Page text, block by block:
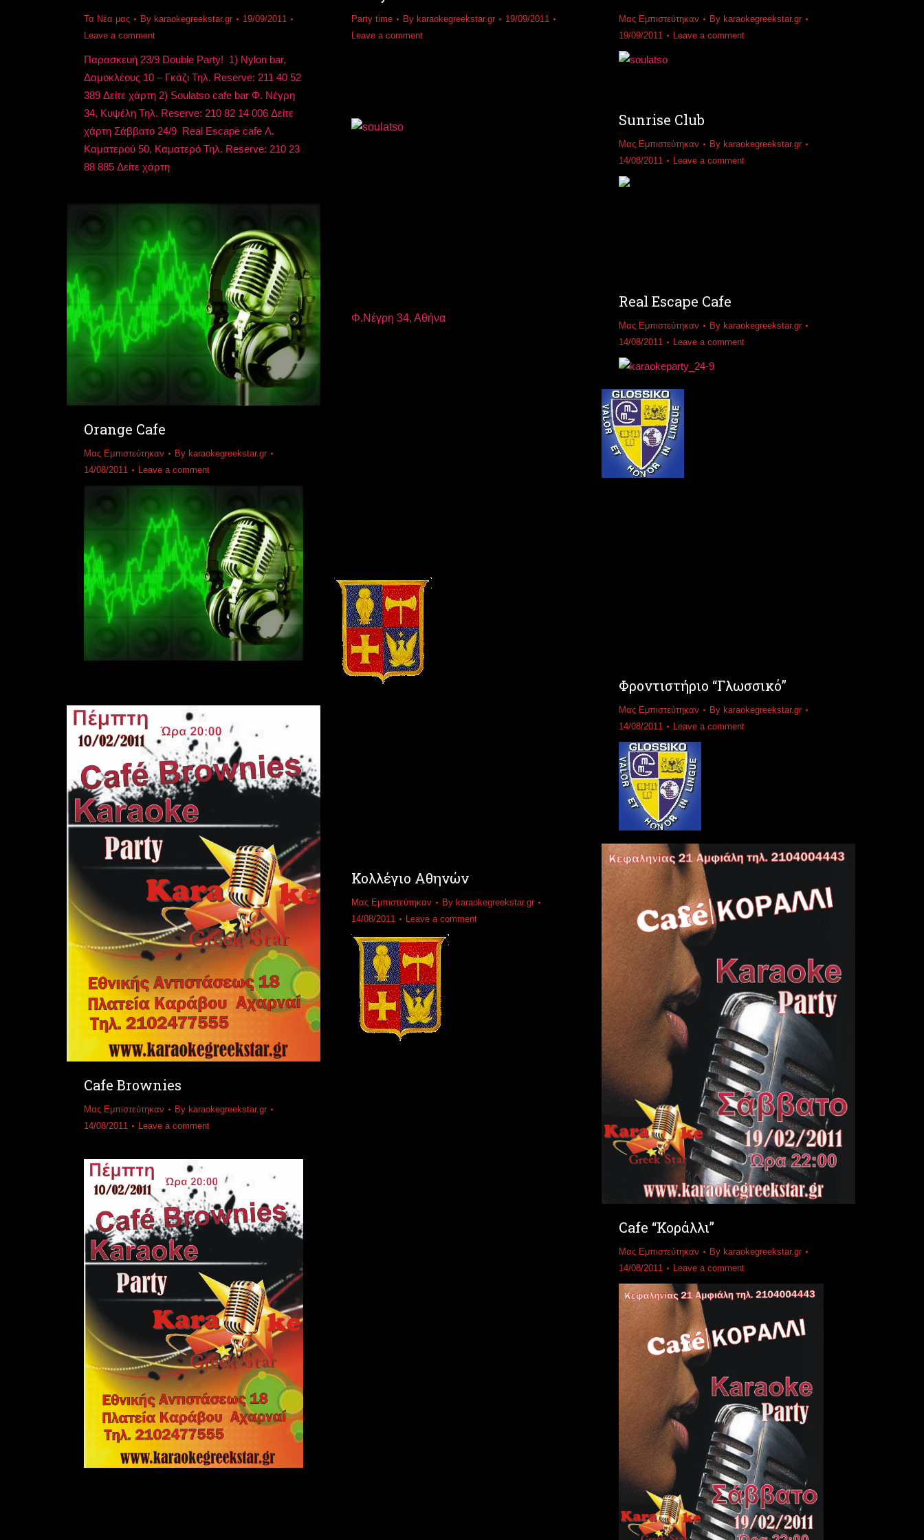
Τα Νέα μας By karaokegreekstar.gr
19/09/2011
Leave a comment
Παρασκευή 23/9 Double Party! 1) Nylon bar,
Δαμοκλέους 10 – Γκάζι Τηλ. Reserve: 211 40 52
389 Δείτε χάρτη 2) Soulatso cafe bar Φ. Νέγρη
34, Κυψέλη Τηλ. Reserve: 210 82 14 006 Δείτε
χάρτη Σάββατο 24/9 Real Escape cafe Λ.
Καματερού 50, Καματερό Τηλ. Reserve: 210 23
88 885 Δείτε χάρτη
Party time By karaokegreekstar.gr
19/09/2011
Leave a comment
Φ.Νέγρη 34, Αθήνα
Μας Εμπιστεύτηκαν By karaokegreekstar.gr
19/09/2011
Leave a comment
Sunrise Club
Μας Εμπιστεύτηκαν By karaokegreekstar.gr
14/08/2011
Leave a comment
Orange Cafe
Μας Εμπιστεύτηκαν By karaokegreekstar.gr
14/08/2011
Leave a comment
Real Escape Cafe
Μας Εμπιστεύτηκαν By karaokegreekstar.gr
14/08/2011
Leave a comment
Φροντιστήριο “Γλωσσικό”
Μας Εμπιστεύτηκαν By karaokegreekstar.gr
14/08/2011
Leave a comment
Κολλέγιο Αθηνών
Μας Εμπιστεύτηκαν By karaokegreekstar.gr
14/08/2011
Leave a comment
Cafe Brownies
Μας Εμπιστεύτηκαν By karaokegreekstar.gr
14/08/2011
Leave a comment
Cafe “Κοράλλι”
Μας Εμπιστεύτηκαν By karaokegreekstar.gr
14/08/2011
Leave a comment